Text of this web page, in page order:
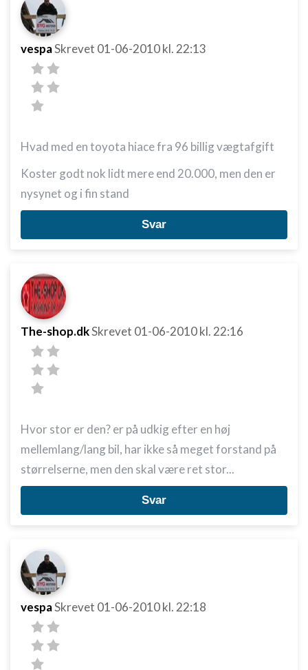
vespaSkrevet 01-06-2010kl. 22:13
Hvad med en toyota hiace fra 96 billig vægtafgift
Koster godt nok lidt mere end 20.000, men den er
nysynet og i fin stand
Svar
The-shop.dkSkrevet 01-06-2010kl. 22:16
Hvor stor er den? er på udkig efter en høj
mellemlang/lang bil, har ikke så meget forstand på
størrelserne, men den skal være ret stor...
Svar
vespaSkrevet 01-06-2010kl. 22:18